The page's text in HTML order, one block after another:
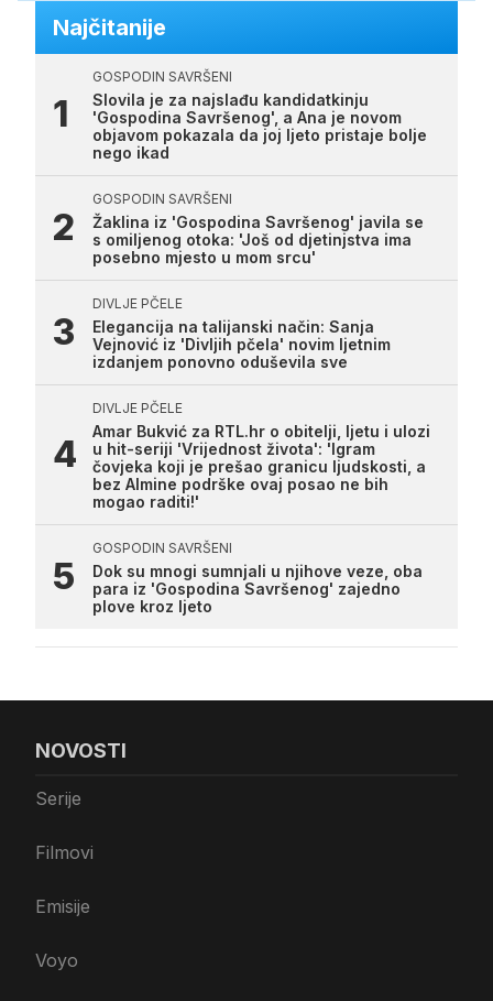
Najčitanije
GOSPODIN SAVRŠENI
Slovila je za najslađu kandidatkinju
'Gospodina Savršenog', a Ana je novom
objavom pokazala da joj ljeto pristaje bolje
nego ikad
GOSPODIN SAVRŠENI
Žaklina iz 'Gospodina Savršenog' javila se
s omiljenog otoka: 'Još od djetinjstva ima
posebno mjesto u mom srcu'
DIVLJE PČELE
Elegancija na talijanski način: Sanja
Vejnović iz 'Divljih pčela' novim ljetnim
izdanjem ponovno oduševila sve
DIVLJE PČELE
Amar Bukvić za RTL.hr o obitelji, ljetu i ulozi
u hit-seriji 'Vrijednost života': 'Igram
čovjeka koji je prešao granicu ljudskosti, a
bez Almine podrške ovaj posao ne bih
mogao raditi!'
GOSPODIN SAVRŠENI
Dok su mnogi sumnjali u njihove veze, oba
para iz 'Gospodina Savršenog' zajedno
plove kroz ljeto
NOVOSTI
Serije
Filmovi
Emisije
Voyo